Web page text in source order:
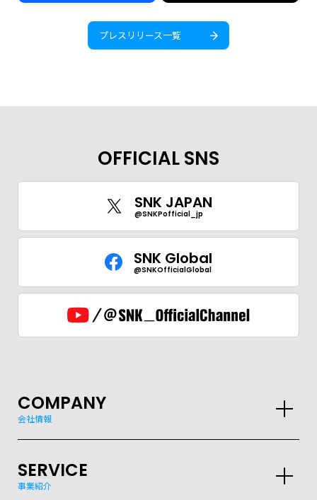
プレスリリース一覧
OFFICIAL SNS
SNK JAPAN
@SNKPofficial_jp
SNK Global
@SNKOfficialGlobal
COMPANY
会社情報
SERVICE
事業紹介